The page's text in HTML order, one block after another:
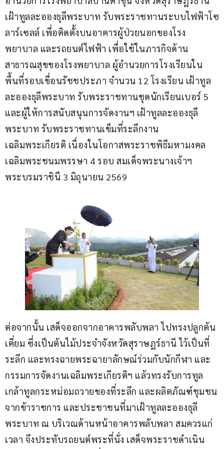
เฝ้าทูลละอองธุลีพระบาท รับพระราชทานระบบไฟฟ้าโซ
ลาร์เซลล์ เพื่อติดตั้งบนอาคารผู้ป่วยนอกของโรง
พยาบาล และรถยนต์ไฟฟ้า เพื่อใช้ในภารกิจด้าน
สาธารณสุขของโรงพยาบาล ผู้อำนวยการโรงเรียนใน
พื้นที่รอบเขื่อนรัชชประภา จำนวน 12 โรงเรียน เฝ้าทูล
ละอองธุลีพระบาท รับพระราชทานชุดนักเรียนเบอร์ 5
และผู้ให้การสนับสนุนการจัดงานฯ เฝ้าทูลละอองธุลี
พระบาท รับพระราชทานเข็มที่ระลึกงาน
เฉลิมพระเกียรติ เนื่องในโอกาสพระราชพิธีมหามงคล
เฉลิมพระชนมพรรษา 4 รอบ สมเด็จพระนางเจ้าฯ
พระบรมราชินี 3 มิถุนายน 2569
ต่อจากนั้น เสด็จออกจากอาคารพลับพลา ไปทรงปลูกต้น
เคี่ยม ซึ่งเป็นต้นไม้ประจำจังหวัดสุราษฎร์ธานี ไว้เป็นที่
ระลึก และทรงฉายพระฉายาลักษณ์ร่วมกับนักกีฬา และ
กรรมการจัดงานเฉลิมพระเกียรติฯ แล้วทรงรับการทูล
เกล้าทูลกระหม่อมถวายของที่ระลึก และผลิตภัณฑ์ชุมชน
จากข้าราชการ และประชาชนที่มาเฝ้าทูลละอองธุลี
พระบาท ณ บริเวณด้านหน้าอาคารพลับพลา สมควรแก่
เวลา จึงประทับรถยนต์พระที่นั่ง เสด็จพระราชดำเนิน